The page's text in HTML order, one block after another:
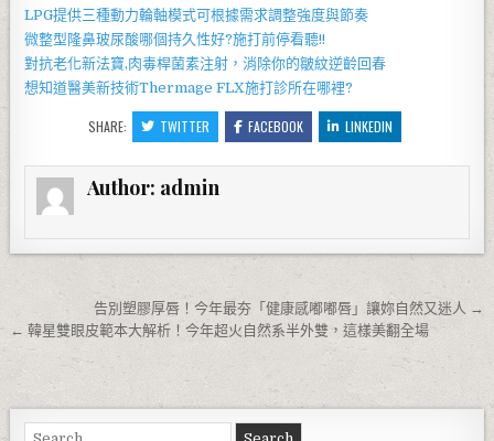
LPG提供三種動力輪軸模式可根據需求調整強度與節奏
微整型隆鼻玻尿酸哪個持久性好?施打前停看聽!!
對抗老化新法寶,肉毒桿菌素注射，消除你的皺紋逆齡回春
想知道醫美新技術Thermage FLX施打診所在哪裡?
SHARE: TWITTER FACEBOOK LINKEDIN
Author: admin
文章導覽告別塑膠厚唇！今年最夯「健康感嘟嘟唇」讓妳自然又迷人 →
← 韓星雙眼皮範本大解析！今年超火自然系半外雙，這樣美翻全場
Search for: